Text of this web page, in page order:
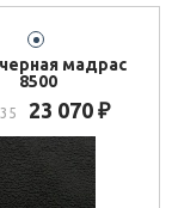
мадрас
8500
23 070 ₽